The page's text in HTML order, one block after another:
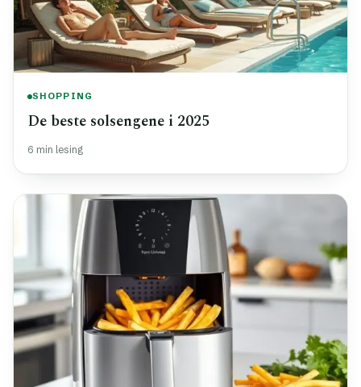
SHOPPING
De beste solsengene i 2025
6 min lesing